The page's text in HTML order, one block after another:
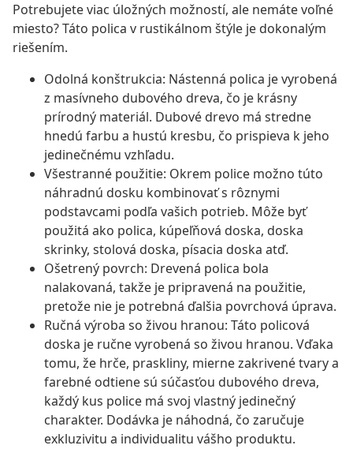
Potrebujete viac úložných možností, ale nemáte voľné
miesto? Táto polica v rustikálnom štýle je dokonalým
riešením.
Odolná konštrukcia: Nástenná polica je vyrobená
z masívneho dubového dreva, čo je krásny
prírodný materiál. Dubové drevo má stredne
hnedú farbu a hustú kresbu, čo prispieva k jeho
jedinečnému vzhľadu.
Všestranné použitie: Okrem police možno túto
náhradnú dosku kombinovať s rôznymi
podstavcami podľa vašich potrieb. Môže byť
použitá ako polica, kúpeľňová doska, doska
skrinky, stolová doska, písacia doska atď.
Ošetrený povrch: Drevená polica bola
nalakovaná, takže je pripravená na použitie,
pretože nie je potrebná ďalšia povrchová úprava.
Ručná výroba so živou hranou: Táto policová
doska je ručne vyrobená so živou hranou. Vďaka
tomu, že hrče, praskliny, mierne zakrivené tvary a
farebné odtiene sú súčasťou dubového dreva,
každý kus police má svoj vlastný jedinečný
charakter. Dodávka je náhodná, čo zaručuje
exkluzivitu a individualitu vášho produktu.